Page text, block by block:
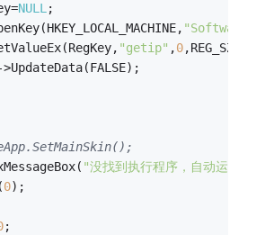
NULL;
"getip" ,0,REG_SZ, (
>UpdateData(FALSE);
"没找到执行程序，自动运行失败"
(0);
;